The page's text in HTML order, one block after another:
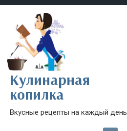
Кулинарная
копилка
Вкусные рецепты на каждый день